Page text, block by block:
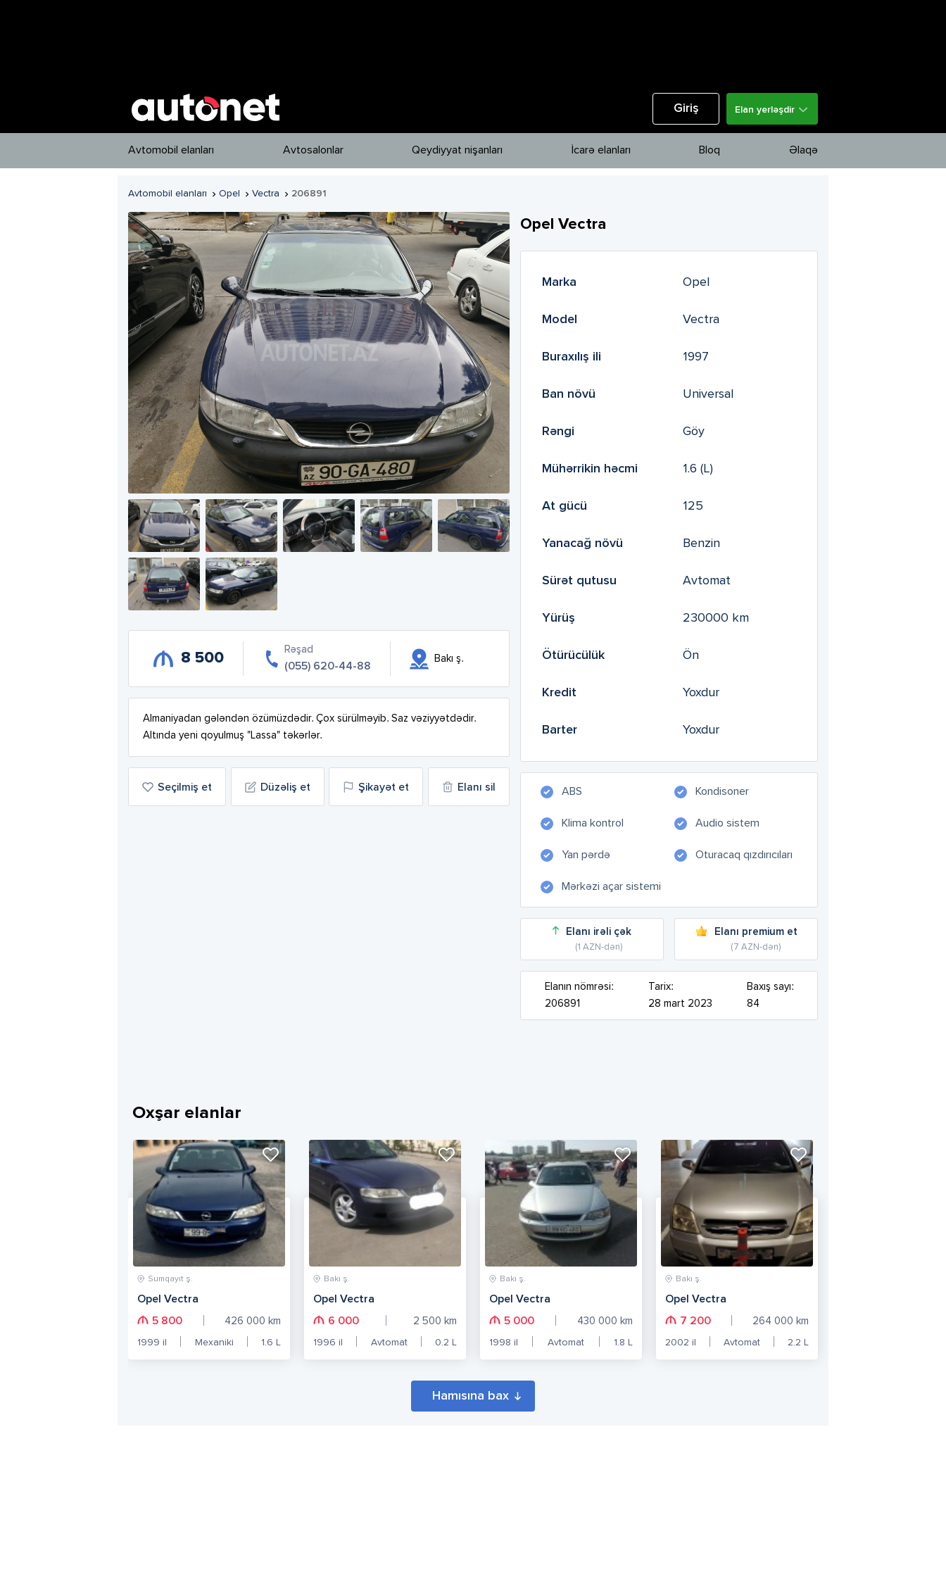
Giriş Elan yerləşdir
Avtomobil elanları Avtosalonlar Qeydiyyat nişanları İcarə elanları Bloq Əlaqə
Avtomobil elanları  Opel  Vectra  206891
8 500
Rəşad
(055) 620-44-88
Bakı ş.
Almaniyadan gələndən özümüzdədir. Çox sürülməyib. Saz vəziyyətdədir.
Altında yeni qoyulmuş "Lassa" təkərlər.
Seçilmiş et Düzəliş et Şikayət et Elanı sil
Opel Vectra
Marka Opel
Model Vectra
Buraxılış ili 1997
Ban növü Universal
Rəngi Göy
Mühərrikin həcmi 1.6 (L)
At gücü 125
Yanacağ növü Benzin
Sürət qutusu Avtomat
Yürüş 230000 km
Ötürücülük Ön
Kredit Yoxdur
Barter Yoxdur
ABS Kondisoner
Klima kontrol Audio sistem
Yan pərdə Oturacaq qızdırıcıları
Mərkəzi açar sistemi
Elanı irəli çək
(1 AZN-dən)
Elanı premium et
(7 AZN-dən)
Elanın nömrəsi:
206891
Tarix:
28 mart 2023
Baxış sayı:
84
Oxşar elanlar
Sumqayıt ş.
Opel Vectra
5 800
426 000 km
1999 il Mexaniki 1.6 L
Bakı ş.
Opel Vectra
6 000
2 500 km
1996 il Avtomat 0.2 L
Bakı ş.
Opel Vectra
5 000
430 000 km
1998 il Avtomat 1.8 L
Bakı ş.
Opel Vectra
7 200
264 000 km
2002 il Avtomat 2.2 L
Hamısına bax